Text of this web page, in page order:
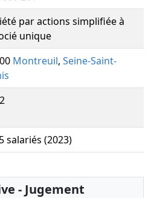
par actions simplifiée à
unique
Montreuil, Seine-Saint-
salariés (2023)
- Jugement